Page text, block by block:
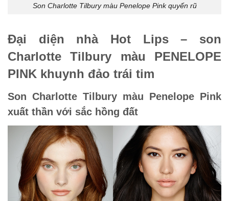
Son Charlotte Tilbury màu Penelope Pink quyến rũ
Đại diện nhà Hot Lips – son
Charlotte Tilbury màu PENELOPE
PINK khuynh đảo trái tim
Son Charlotte Tilbury màu Penelope Pink
xuất thần với sắc hồng đất